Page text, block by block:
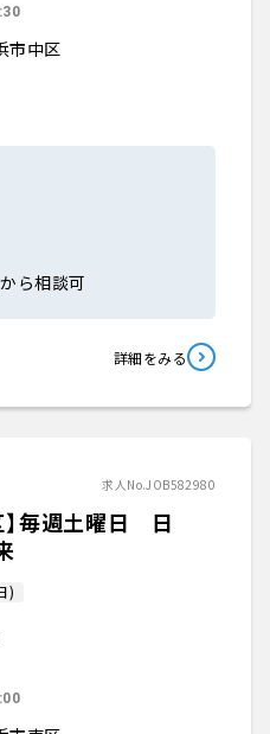
市中区
ら相談可
詳細をみる
求人No.JOB582980
】毎週土曜日 日
)